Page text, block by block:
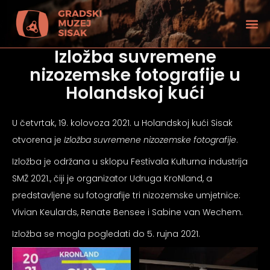
Izložba suvremene
nizozemske fotografije u
Holandskoj kući
U četvrtak, 19. kolovoza 2021. u Holandskoj kući Sisak
otvorena je Izložba suvremene nizozemske fotografije.
Izložba je održana u sklopu Festivala Kulturna industrija
SMŽ 2021., čiji je organizator Udruga KroNland, a
predstavljene su fotografije tri nizozemske umjetnice:
Vivian Keulards, Renate Bensee i Sabine van Wechem.
Izložba se mogla pogledati do 5. rujna 2021.
vida